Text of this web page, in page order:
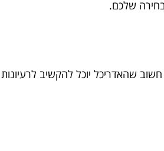
שלכם.
שהאדריכל יוכל להקשיב